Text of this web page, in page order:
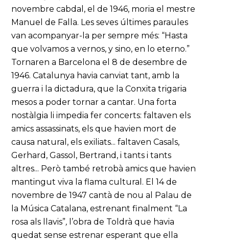
novembre cabdal, el de 1946, moria el mestre
Manuel de Falla. Les seves últimes paraules
van acompanyar-la per sempre més: “Hasta
que volvamos a vernos, y sino, en lo eterno.”
Tornaren a Barcelona el 8 de desembre de
1946. Catalunya havia canviat tant, amb la
guerra i la dictadura, que la Conxita trigaria
mesos a poder tornar a cantar. Una forta
nostàlgia li impedia fer concerts: faltaven els
amics assassinats, els que havien mort de
causa natural, els exiliats... faltaven Casals,
Gerhard, Gassol, Bertrand, i tants i tants
altres... Però també retrobà amics que havien
mantingut viva la flama cultural. El 14 de
novembre de 1947 cantà de nou al Palau de
la Música Catalana, estrenant finalment “La
rosa als llavis”, l’obra de Toldrà que havia
quedat sense estrenar esperant que ella